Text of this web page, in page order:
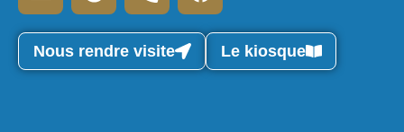
Nous rendre visite Le kiosque